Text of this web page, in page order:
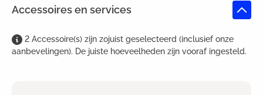
Accessoires en services
2 Accessoire(s) zijn zojuist geselecteerd (inclusief onze
aanbevelingen). De juiste hoeveelheden zijn vooraf ingesteld.